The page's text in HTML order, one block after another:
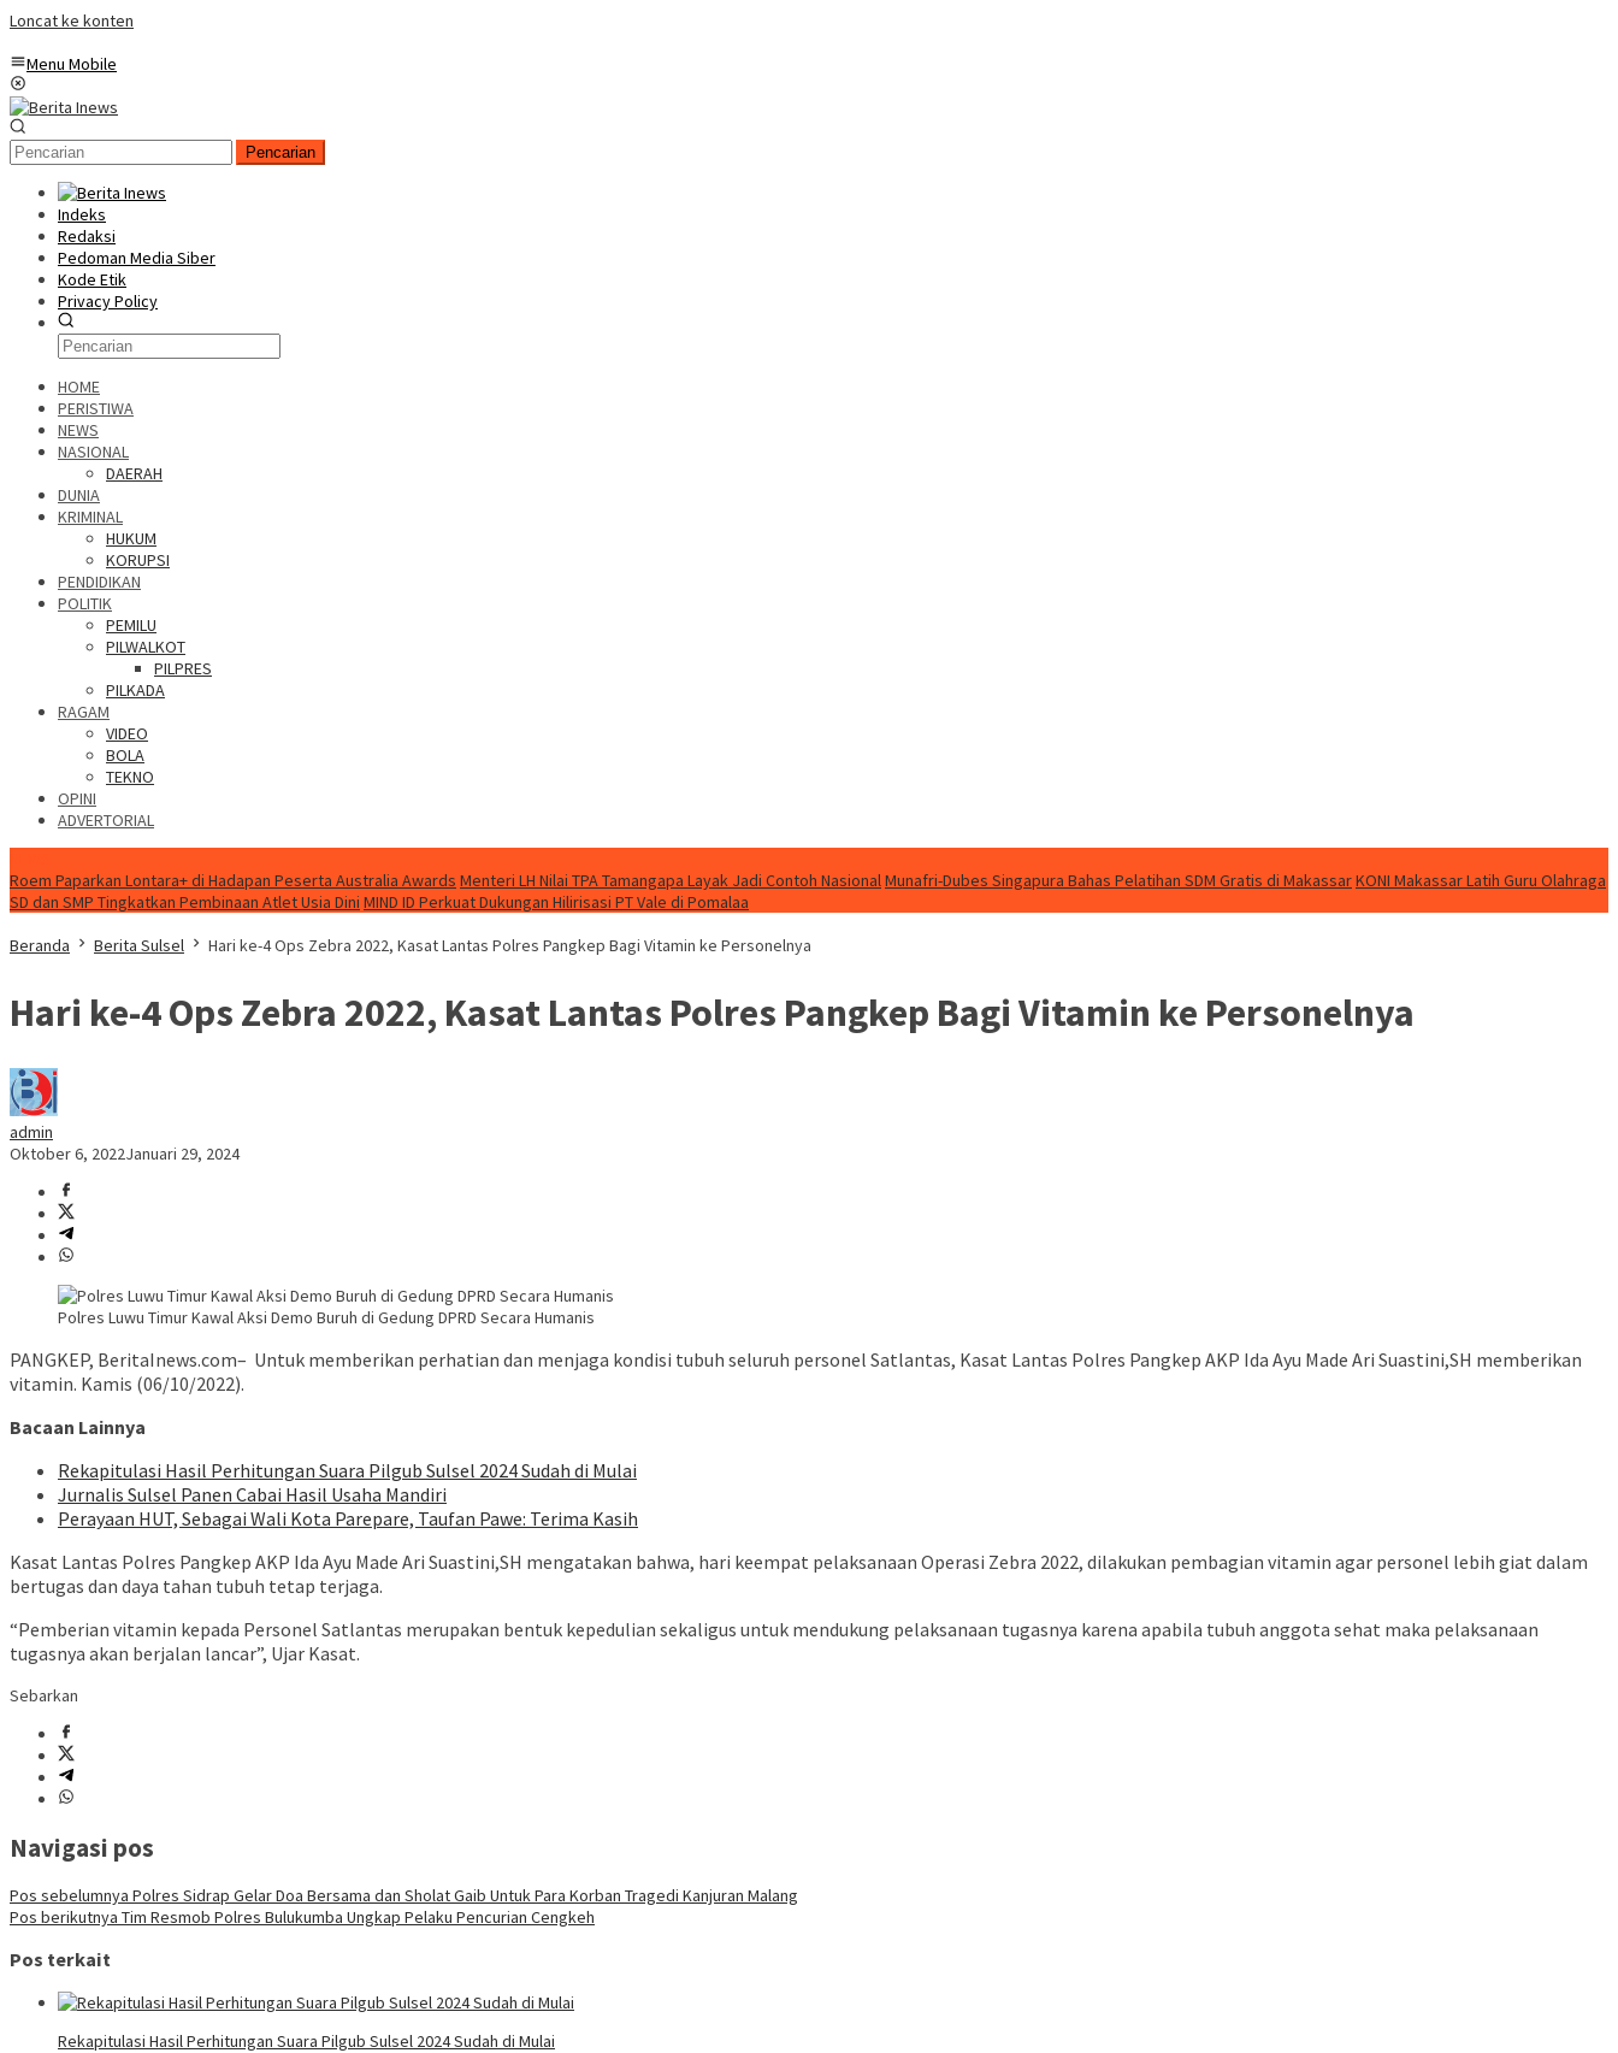
Loncat ke konten
Menu Mobile
Pencarian
Indeks
Redaksi
Pedoman Media Siber
Kode Etik
Privacy Policy
HOME
PERISTIWA
NEWS
NASIONAL
DAERAH
DUNIA
KRIMINAL
HUKUM
KORUPSI
PENDIDIKAN
POLITIK
PEMILU
PILWALKOT
PILPRES
PILKADA
RAGAM
VIDEO
BOLA
TEKNO
OPINI
ADVERTORIAL
Roem Paparkan Lontara+ di Hadapan Peserta Australia Awards Menteri LH Nilai TPA Tamangapa Layak Jadi Contoh NasionalMunafri-Dubes Singapura Bahas Pelatihan SDM Gratis di MakassarKONI Makassar Latih Guru Olahraga
SD dan SMP Tingkatkan Pembinaan Atlet Usia Dini MIND ID Perkuat Dukungan Hilirisasi PT Vale di Pomalaa
Beranda
Berita Sulsel Hari ke-4 Ops Zebra 2022, Kasat Lantas Polres Pangkep Bagi Vitamin ke Personelnya
Hari ke-4 Ops Zebra 2022, Kasat Lantas Polres Pangkep Bagi Vitamin ke Personelnya
admin
Oktober 6, 2022Januari 29, 2024
Polres Luwu Timur Kawal Aksi Demo Buruh di Gedung DPRD Secara Humanis
PANGKEP, BeritaInews.com– Untuk memberikan perhatian dan menjaga kondisi tubuh seluruh personel Satlantas, Kasat Lantas Polres Pangkep AKP Ida Ayu Made Ari Suastini,SH memberikan
vitamin. Kamis (06/10/2022).
Bacaan Lainnya
Rekapitulasi Hasil Perhitungan Suara Pilgub Sulsel 2024 Sudah di Mulai
Jurnalis Sulsel Panen Cabai Hasil Usaha Mandiri
Perayaan HUT, Sebagai Wali Kota Parepare, Taufan Pawe: Terima Kasih
Kasat Lantas Polres Pangkep AKP Ida Ayu Made Ari Suastini,SH mengatakan bahwa, hari keempat pelaksanaan Operasi Zebra 2022, dilakukan pembagian vitamin agar personel lebih giat dalam
bertugas dan daya tahan tubuh tetap terjaga.
“Pemberian vitamin kepada Personel Satlantas merupakan bentuk kepedulian sekaligus untuk mendukung pelaksanaan tugasnya karena apabila tubuh anggota sehat maka pelaksanaan
tugasnya akan berjalan lancar”, Ujar Kasat.
Sebarkan
Navigasi pos
Pos sebelumnya Polres Sidrap Gelar Doa Bersama dan Sholat Gaib Untuk Para Korban Tragedi Kanjuran Malang
Pos berikutnya Tim Resmob Polres Bulukumba Ungkap Pelaku Pencurian Cengkeh
Pos terkait
Rekapitulasi Hasil Perhitungan Suara Pilgub Sulsel 2024 Sudah di Mulai